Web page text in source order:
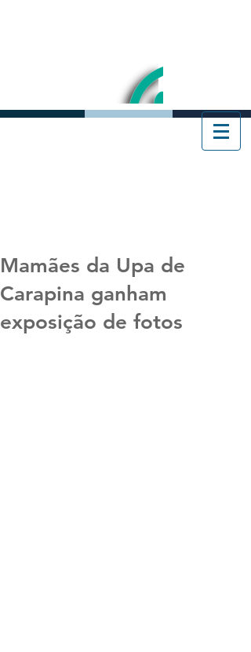
Mamães da Upa de
Carapina ganham
exposição de fotos